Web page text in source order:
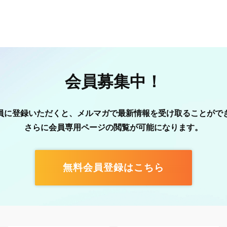
会員募集中！
に登録いただくと、メルマガで最新情報を受け取ることがで
さらに会員専用ページの閲覧が可能になります。
無料会員登録はこちら